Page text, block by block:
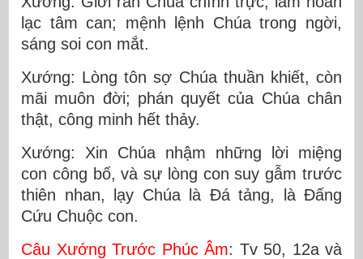
lạc tâm can; mệnh lệnh Chúa trong ngời,
sáng soi con mắt.
Xướng: Lòng tôn sợ Chúa thuần khiết, còn
mãi muôn đời; phán quyết của Chúa chân
thật, công minh hết thảy.
Xướng: Xin Chúa nhậm những lời miệng
con công bố, và sự lòng con suy gẫm trước
thiên nhan, lạy Chúa là Ðá tảng, là Ðấng
Cứu Chuộc con.
Câu Xướng Trước Phúc Âm: Tv 50, 12a và